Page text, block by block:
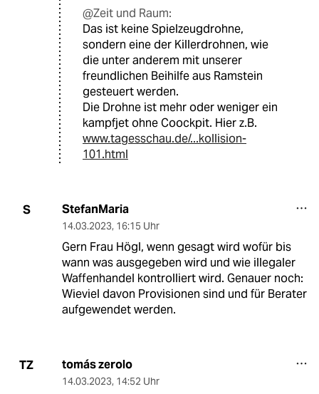
@Zeit und Raum:
Das ist keine Spielzeugdrohne,
sondern eine der Killerdrohnen, wie
die unter anderem mit unserer
freundlichen Beihilfe aus Ramstein
gesteuert werden.
Die Drohne ist mehr oder weniger ein
kampfjet ohne Coockpit. Hier z.B.
www.tagesschau.de/...kollision-
101.html
S StefanMaria
14.03.2023, 16:15 Uhr
Gern Frau Högl, wenn gesagt wird wofür bis
wann was ausgegeben wird und wie illegaler
Waffenhandel kontrolliert wird. Genauer noch:
Wieviel davon Provisionen sind und für Berater
aufgewendet werden.
TZ tomás zerolo
14.03.2023, 14:52 Uhr